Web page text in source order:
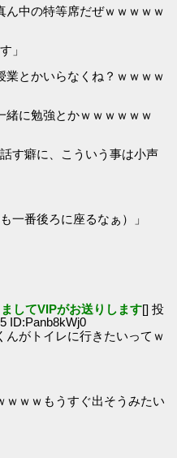
ん中の特等席だぜｗｗｗｗｗ
」
業とかいらなくね？ｗｗｗｗ
緒に勉強とかｗｗｗｗｗｗ
す癖に、こういう事は小声
一番後ろに座るなぁ）」
してVIPがお送りします[] 投
ID:Panb8kWj0
んがトイレに行きたいってｗ
ｗｗｗもうすぐ出そうみたい